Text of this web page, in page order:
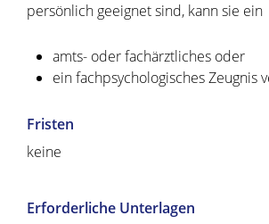
persönlich geeignet sind, kann sie ein
amts- oder fachärztliches oder
ein fachpsychologisches Zeugnis
Fristen
keine
Erforderliche Unterlagen